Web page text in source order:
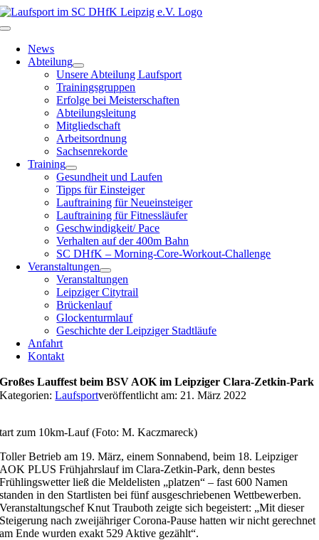
Zum
Inhalt
Toggle
Navigation
News
Abteilung
Unsere Abteilung Laufsport
Trainingsgruppen
Erfolge bei Meisterschaften
Abteilungsleitung
Mitgliedschaft
Arbeitsordnung
Sachsenrekorde
Training
Gesundheit und Laufen
Tipps für Einsteiger
Lauftraining für Neueinsteiger
Lauftraining für Fitnessläufer
Geschwindigkeit/ Pace
Verhalten auf der 400m Bahn
SC DHfK – Morning-Core-Workout-Challenge
Veranstaltungen
Veranstaltungen
Leipziger Citytrail
Brückenlauf
Glockenturmlauf
Geschichte der Leipziger Stadtläufe
Anfahrt
Kontakt
Großes Lauffest beim BSV AOK im Leipziger Clara-Zetkin-Park
Kategorien:Laufsportveröffentlicht am: 21. März 2022
zum 10km-Lauf (Foto: M. Kaczmareck)
Toller Betrieb am 19. März, einem Sonnabend, beim 18. Leipziger
AOK PLUS Frühjahrslauf im Clara-Zetkin-Park, denn bestes
Frühlingswetter ließ die Meldelisten „platzen“ – fast 600 Namen
standen in den Startlisten bei fünf ausgeschriebenen Wettbewerben.
Veranstaltungschef Knut Trauboth zeigte sich begeistert: „Mit dieser
Steigerung nach zweijähriger Corona-Pause hatten wir nicht gerechnet
am Ende wurden exakt 529 Aktive gezählt“.